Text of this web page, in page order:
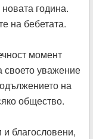
година.
на бебетата.
момент
уважение
на
общество.
благословени,